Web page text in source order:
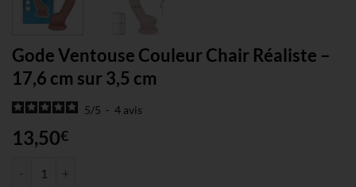
Gode Ventouse Couleur Chair Réaliste –
17,6 cm sur 3,5 cm
5/5 - 4 avis
13,50€